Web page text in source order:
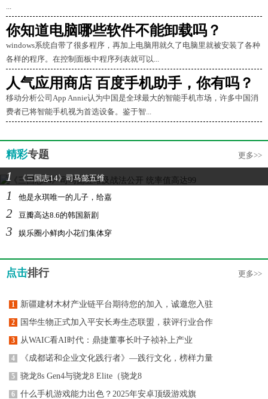
...
你知道电脑哪些软件不能卸载吗？
windows系统自带了很多程序，再加上电脑用就久了电脑里就被安装了各种
各样的程序。在控制面板中程序列表就可以...
人气应用商店 百度手机助手，你有吗？
移动分析公司App Annie认为中国是全球最大的智能手机市场，许多中国消
费者已将智能手机视为首选设备。鉴于智...
精彩专题 更多>>
1 《三国志14》司马懿五维
1 他是永琪唯一的儿子，给嘉
2 豆瓣高达8.6的韩国新剧
3 娱乐圈小鲜肉小花们集体穿
点击排行 更多>>
1 新疆建材木材产业链平台期待您的加入，诚邀您入驻
2 国华生物正式加入平安长寿生态联盟，获评行业合作
3 从WAIC看AI时代：鼎捷董事长叶子祯补上产业
4 《成都诺和企业文化践行者》—践行文化，榜样力量
5 骁龙8s Gen4与骁龙8 Elite（骁龙8
6 什么手机游戏能力出色？2025年安卓顶级游戏旗